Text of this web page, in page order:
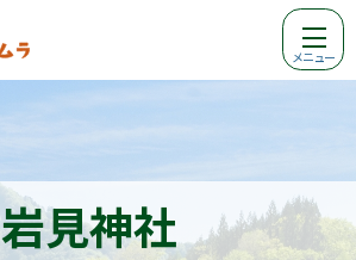
メニュー
岩見神社